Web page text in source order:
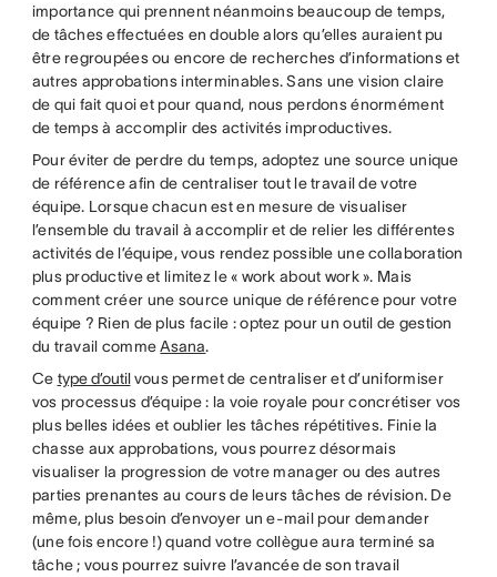
importance qui prennent néanmoins beaucoup de temps,
de tâches effectuées en double alors qu’elles auraient pu
être regroupées ou encore de recherches d’informations et
autres approbations interminables. Sans une vision claire
de qui fait quoi et pour quand, nous perdons énormément
de temps à accomplir des activités improductives.
Pour éviter de perdre du temps, adoptez une source unique
de référence afin de centraliser tout le travail de votre
équipe. Lorsque chacun est en mesure de visualiser
l’ensemble du travail à accomplir et de relier les différentes
activités de l’équipe, vous rendez possible une collaboration
plus productive et limitez le « work about work ». Mais
comment créer une source unique de référence pour votre
équipe ? Rien de plus facile : optez pour un outil de gestion
du travail commeAsana.
Ce type d’outilvous permet de centraliser et d’uniformiser
vos processus d’équipe : la voie royale pour concrétiser vos
plus belles idées et oublier les tâches répétitives. Finie la
chasse aux approbations, vous pourrez désormais
visualiser la progression de votre manager ou des autres
parties prenantes au cours de leurs tâches de révision. De
même, plus besoin d’envoyer un e-mail pour demander
(une fois encore !) quand votre collègue aura terminé sa
tâche ; vous pourrez suivre l’avancée de son travail